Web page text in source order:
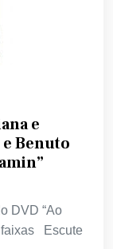
e
Benuto
DVD “Ao
faixas Escute